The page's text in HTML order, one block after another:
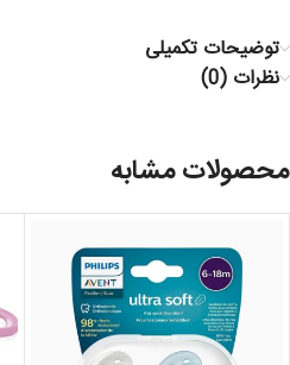
توضیحات تکمیلی
نظرات (0)
محصولات مشابه